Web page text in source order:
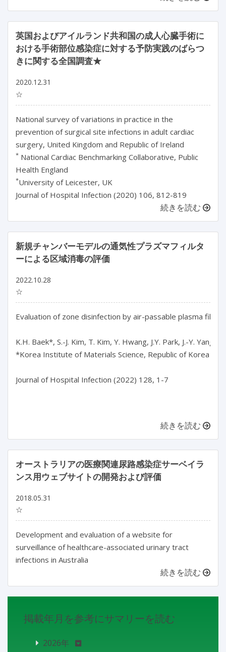
英国およびアイルランド共和国の成人心臓手術に
おける手術部位感染症に対する予防実践のばらつ
きに関する全国調査★
2020.12.31
☆
National survey of variations in practice in the
prevention of surgical site infections in adult cardiac
surgery, United Kingdom and Republic of Ireland
* National Cardiac Benchmarking Collaborative, Public
Health England
*University of Leicester, UK
Journal of Hospital Infection (2020) 106, 812-819
続きを読む
新規チャンバーモデルの通気性プラズマフィルタ
ーによる区域消毒の評価
2022.10.28
☆
Evaluation of zone disinfection by air-passable plasma filter
K.H. Baek*, S.-J. Kim, T. Kim, Y. Hwang, J.Y. Park, J.-Y. Yang,
*Korea Institute of Materials Science, Republic of Korea
Journal of Hospital Infection (2022) 128, 1-7
続きを読む
オーストラリアの医療関連尿路感染症サーベイラ
ンス用ウェブサイトの開発および評価
2018.05.31
☆
Development and evaluation of a website for
surveillance of healthcare-associated urinary tract
infections in Australia
続きを読む
掲載年月を参考にサマリーを読む
2026年